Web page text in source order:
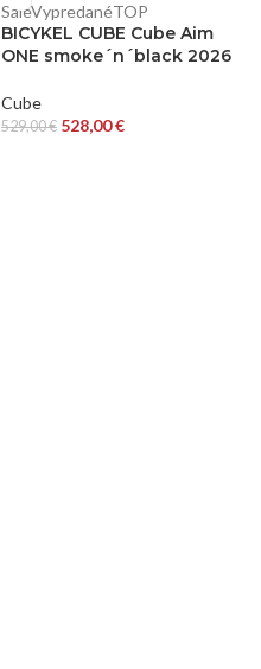
SaleVypredanéTOP
BICYKEL CUBE Cube Aim
ONE smoke´n´black 2026
Cube
529,00€ 528,00€